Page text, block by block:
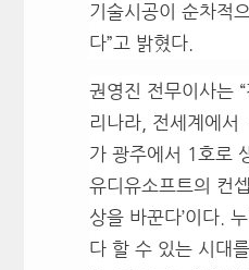
기술시공이 순차적
다”고 밝혔다.
권영진 전무이사는
리나라, 전세계에
가 광주에서 1호로
유디유소프트의 컨
상을 바꾼다’이다.
다 할 수 있는 시대